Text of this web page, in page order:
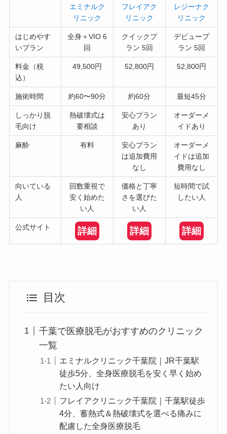
エミナルク
リニック
フレイアク
リニック
レジーナク
リニック
はじめやす
いプラン
全身＋VIO 6
回
クイックプ
ラン 5回
デビュープ
ラン 5回
料金（税
込）
49,500円 52,800円 52,800円
施術時間 約60〜90分 約60分 最短45分
しっかり脱
毛向け
熱破壊式は
要相談
安心プラン
あり
オーダーメ
イドあり
麻酔 有料
安心プラン
は追加費用
なし
オーダーメ
イドは追加
費用なし
向いている
人
回数重視で
安く始めた
い人
価格と丁寧
さを選びた
い人
短時間で試
したい人
公式サイト 詳細 詳細 詳細
目次
千葉で医療脱毛がおすすめのクリニック
一覧
エミナルクリニック千葉院｜JR千葉駅
徒歩5分、全身医療脱毛を安く早く始め
たい人向け
フレイアクリニック千葉院｜千葉駅徒歩
4分、蓄熱式＆熱破壊式を選べる痛みに
配慮した全身医療脱毛